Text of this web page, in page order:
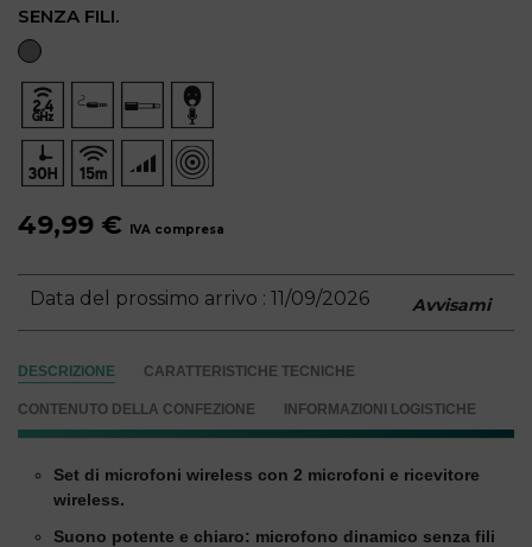
SENZA FILI.
49,99 € IVA compresa
Data del prossimo arrivo : 11/09/2026 Avvisami
DESCRIZIONE CARATTERISTICHE TECNICHE
CONTENUTO DELLA CONFEZIONE INFORMAZIONI LOGISTICHE
Set di microfoni wireless con 2 microfoni e ricevitore
wireless.
Suono potente e chiaro: microfono dinamico senza fili